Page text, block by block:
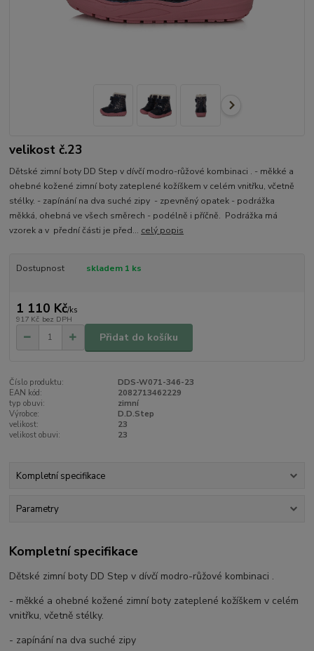
velikost č.23
Dětské zimní boty DD Step v dívčí modro-růžové kombinaci . - měkké a
ohebné kožené zimní boty zateplené kožíškem v celém vnitřku, včetně
stélky. - zapínání na dva suché zipy - zpevněný opatek - podrážka
měkká, ohebná ve všech směrech - podélně i příčně. Podrážka má
vzorek a v přední části je před... celý popis
Dostupnost skladem 1 ks
1 110 Kč/ks
917 Kč bez DPH
Přidat do košíku
Číslo produktu:
DDS-W071-346-23
EAN kód:
2082713462229
typ obuvi:
zimní
Výrobce:
D.D.Step
velikost:
23
velikost obuvi:
23
Kompletní specifikace
Parametry
Kompletní specifikace
Dětské zimní boty DD Step v dívčí modro-růžové kombinaci .
- měkké a ohebné kožené zimní boty zateplené kožíškem v celém
vnitřku, včetně stélky.
- zapínání na dva suché zipy